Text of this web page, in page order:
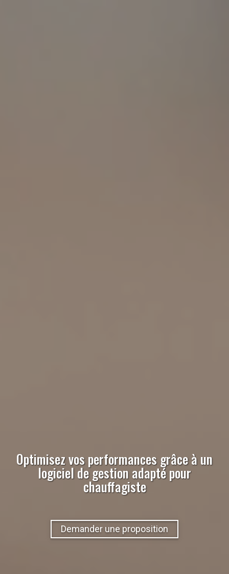
Optimisez vos performances grâce à un
logiciel de gestion adapté pour
chauffagiste
Demander une proposition